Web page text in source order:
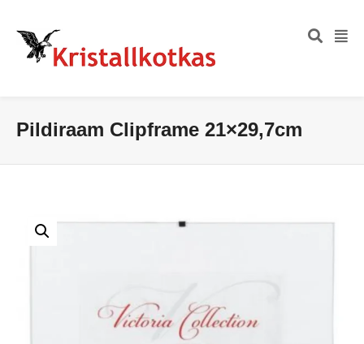
Pildiraam Clipframe 21×29,7cm